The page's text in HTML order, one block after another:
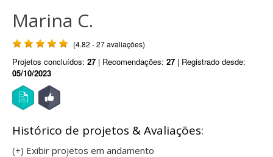
Marina C.
(4.82 - 27 avaliações)
Projetos concluídos: 27 | Recomendações: 27 | Registrado desde:
05/10/2023
Histórico de projetos & Avaliações:
(+) Exibir projetos em andamento